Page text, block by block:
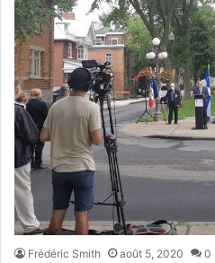
Frédéric Smith août 5, 2020 0